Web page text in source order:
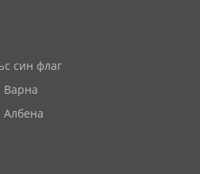
син флаг
Варна
Албена